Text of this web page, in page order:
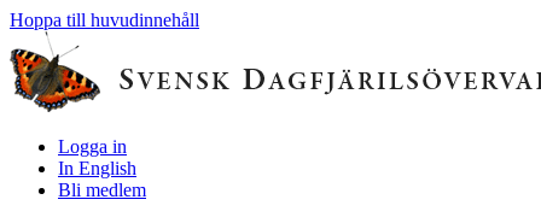
Hoppa till huvudinnehåll
Logga in
In English
Bli medlem